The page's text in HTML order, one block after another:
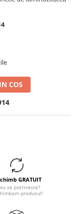
COS
GRATUIT
se potriveste?
produsul!